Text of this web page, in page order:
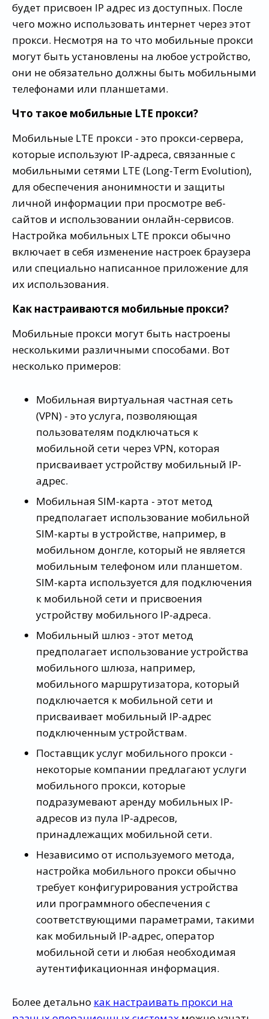
будет присвоен IP адрес из доступных. После
чего можно использовать интернет через этот
прокси. Несмотря на то что мобильные прокси
могут быть установлены на любое устройство,
они не обязательно должны быть мобильными
телефонами или планшетами.
Что такое мобильные LTE прокси?
Мобильные LTE прокси - это прокси-сервера,
которые используют IP-адреса, связанные с
мобильными сетями LTE (Long-Term Evolution),
для обеспечения анонимности и защиты
личной информации при просмотре веб-
сайтов и использовании онлайн-сервисов.
Настройка мобильных LTE прокси обычно
включает в себя изменение настроек браузера
или специально написанное приложение для
их использования.
Как настраиваются мобильные прокси?
Мобильные прокси могут быть настроены
несколькими различными способами. Вот
несколько примеров:
Мобильная виртуальная частная сеть
(VPN) - это услуга, позволяющая
пользователям подключаться к
мобильной сети через VPN, которая
присваивает устройству мобильный IP-
адрес.
Мобильная SIM-карта - этот метод
предполагает использование мобильной
SIM-карты в устройстве, например, в
мобильном донгле, который не является
мобильным телефоном или планшетом.
SIM-карта используется для подключения
к мобильной сети и присвоения
устройству мобильного IP-адреса.
Мобильный шлюз - этот метод
предполагает использование устройства
мобильного шлюза, например,
мобильного маршрутизатора, который
подключается к мобильной сети и
присваивает мобильный IP-адрес
подключенным устройствам.
Поставщик услуг мобильного прокси -
некоторые компании предлагают услуги
мобильного прокси, которые
подразумевают аренду мобильных IP-
адресов из пула IP-адресов,
принадлежащих мобильной сети.
Независимо от используемого метода,
настройка мобильного прокси обычно
требует конфигурирования устройства
или программного обеспечения с
соответствующими параметрами, такими
как мобильный IP-адрес, оператор
мобильной сети и любая необходимая
аутентификационная информация.
Более детально как настраивать прокси на